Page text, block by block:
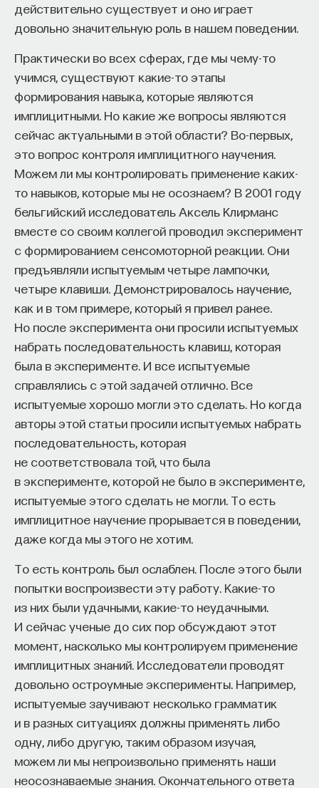
действительно существует и оно играет
довольно значительную роль в нашем поведении.
Практически во всех сферах, где мы чему-то
учимся, существуют какие-то этапы
формирования навыка, которые являются
имплицитными. Но какие же вопросы являются
сейчас актуальными в этой области? Во-первых,
это вопрос контроля имплицитного научения.
Можем ли мы контролировать применение каких-
то навыков, которые мы не осознаем? В 2001 году
бельгийский исследователь Аксель Клирманс
вместе со своим коллегой проводил эксперимент
с формированием сенсомоторной реакции. Они
предъявляли испытуемым четыре лампочки,
четыре клавиши. Демонстрировалось научение,
как и в том примере, который я привел ранее.
Но после эксперимента они просили испытуемых
набрать последовательность клавиш, которая
была в эксперименте. И все испытуемые
справлялись с этой задачей отлично. Все
испытуемые хорошо могли это сделать. Но когда
авторы этой статьи просили испытуемых набрать
последовательность, которая
не соответствовала той, что была
в эксперименте, которой не было в эксперименте,
испытуемые этого сделать не могли. То есть
имплицитное научение прорывается в поведении,
даже когда мы этого не хотим.
То есть контроль был ослаблен. После этого были
попытки воспроизвести эту работу. Какие-то
из них были удачными, какие-то неудачными.
И сейчас ученые до сих пор обсуждают этот
момент, насколько мы контролируем применение
имплицитных знаний. Исследователи проводят
довольно остроумные эксперименты. Например,
испытуемые заучивают несколько грамматик
и в разных ситуациях должны применять либо
одну, либо другую, таким образом изучая,
можем ли мы непроизвольно применять наши
неосознаваемые знания. Окончательного ответа